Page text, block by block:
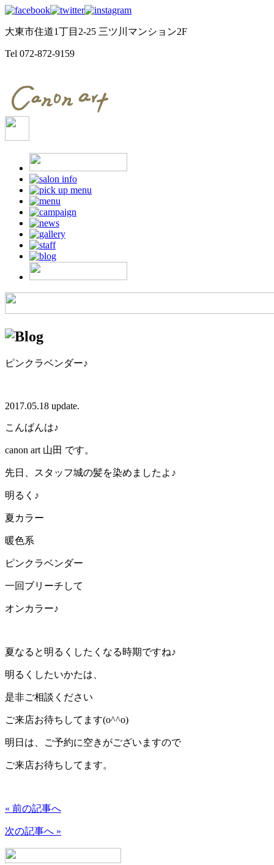
大東市住道1丁目2-25 三ツ川マンション2F
Tel 072-872-9159
ピンクラベンダー♪
2017.05.18 update.
こんばんは♪
canon art 山田 です。
先日、スタッフ城の髪を染めましたよ♪
明るく♪
夏カラー
暖色系
ピンクラベンダー
一回ブリーチして
オンカラー♪
夏なると明るくしたくなる時期ですね♪
明るくしたいかたは、
是非ご相談ください
ご来店お待ちしてます(o^^o)
明日は、ご予約に空きがございますので
ご来店お待ちしてます。
« 前の記事へ
次の記事へ »